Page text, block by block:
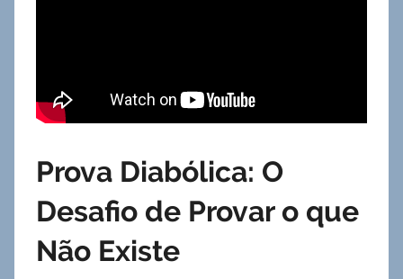
Prova Diabólica: O
Desafio de Provar o que
Não Existe